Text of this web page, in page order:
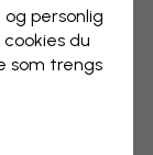
personlig
du
som trengs